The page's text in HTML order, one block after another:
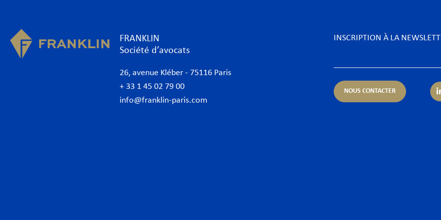
FRANKLIN
Société d’avocats
26, avenue Kléber - 75116 Paris
+ 33 1 45 02 79 00
info@franklin-paris.com
INSCRIPTION À LA
NOUS CONTACTER